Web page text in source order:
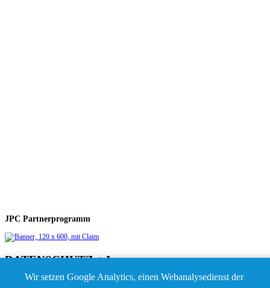
JPC Partnerprogramm
DATENSCHUTZ + Impressum
Impressum
Wir setzen Google Analytics, einen Webanalysedienst der